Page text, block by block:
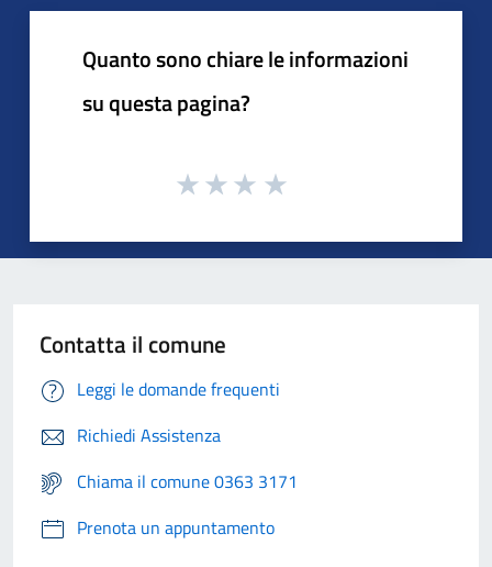
Quanto sono chiare le informazioni
su questa pagina?
Contatta il comune
Leggi le domande frequenti
Richiedi Assistenza
Chiama il comune 0363 3171
Prenota un appuntamento